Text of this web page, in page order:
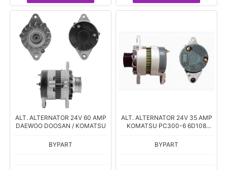
ALT. ALTERNATOR 24V 60 AMP
DAEWOO DOOSAN / KOMATSU
BYPART
ALT. ALTERNATOR 24V 35 AMP
KOMATSU PC300-6 6D108
BYPART